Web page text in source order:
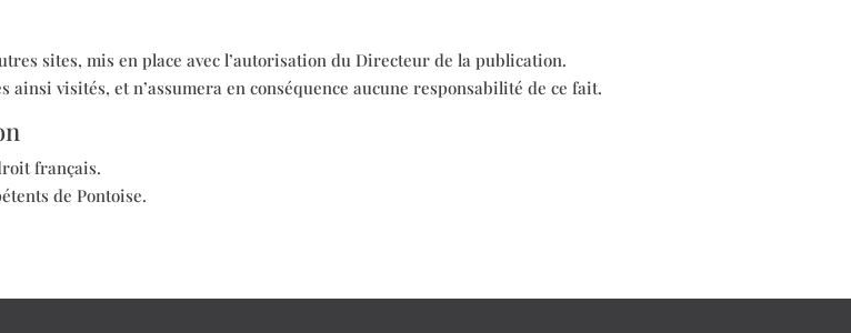
sites, mis en place avec l’autorisation du Directeur de la publication.
visités, et n’assumera en conséquence aucune responsabilité de ce fait.
français.
de Pontoise.